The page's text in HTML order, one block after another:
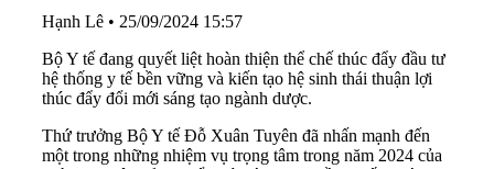
Hạnh Lê • 25/09/2024 15:57
Bộ Y tế đang quyết liệt hoàn thiện thể chế thúc đẩy đầu tư
hệ thống y tế bền vững và kiến tạo hệ sinh thái thuận lợi
thúc đẩy đổi mới sáng tạo ngành dược.
Thứ trưởng Bộ Y tế Đỗ Xuân Tuyên đã nhấn mạnh đến
một trong những nhiệm vụ trọng tâm trong năm 2024 của